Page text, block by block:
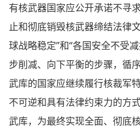
有核武器国家应公开承诺不寻
止和彻底销毁核武器缔结法律
球战略稳定”和“各国安全不受
步削减、向下平衡的步骤，循
武库的国家应继续履行核裁军
不可逆和具有法律约束力的方
武库，为最终实现全面、彻底